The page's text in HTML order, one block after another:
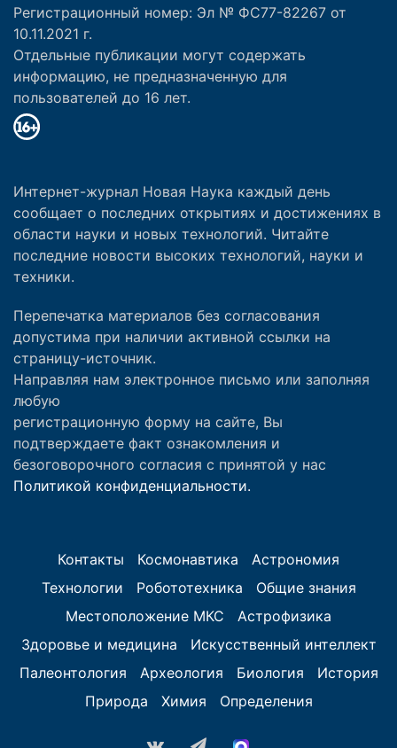
Регистрационный номер: Эл № ФС77-82267 от
10.11.2021 г.
Отдельные публикации могут содержать
информацию, не предназначенную для
пользователей до 16 лет.
Интернет-журнал Новая Наука каждый день
сообщает о последних открытиях и достижениях в
области науки и новых технологий. Читайте
последние новости высоких технологий, науки и
техники.
Перепечатка материалов без согласования
допустима при наличии активной ссылки на
страницу-источник.
Направляя нам электронное письмо или заполняя
любую
регистрационную форму на сайте, Вы
подтверждаете факт ознакомления и
безоговорочного согласия с принятой у нас
Политикой конфиденциальности.
Контакты Космонавтика
Астрономия
Технологии
Робототехника
Общие знания
Местоположение МКС
Астрофизика
Здоровье и медицина
Искусственный интеллект
Палеонтология
Археология Биология
История
Природа
Химия Определения